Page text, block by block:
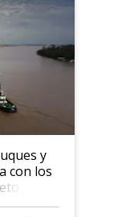
y
con los
de